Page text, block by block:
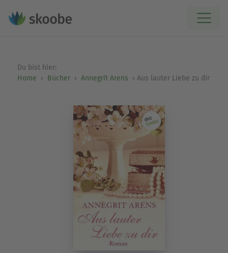
Du bist hier:
Home
Bücher Annegrit Arens Aus lauter Liebe zu dir